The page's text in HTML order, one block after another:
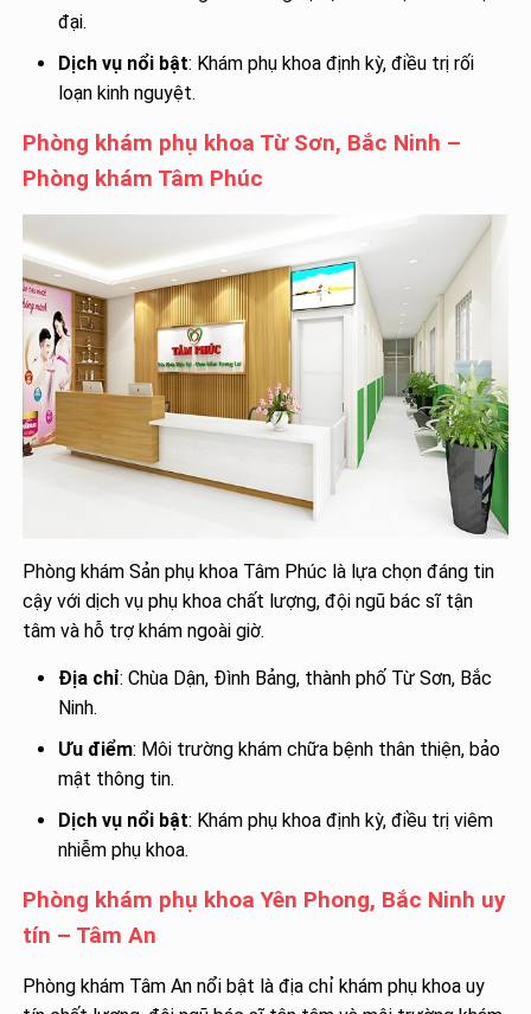
đại.
Dịch vụ nổi bật: Khám phụ khoa định kỳ, điều trị rối
loạn kinh nguyệt.
Phòng khám phụ khoa Từ Sơn, Bắc Ninh –
Phòng khám Tâm Phúc
Phòng khám Sản phụ khoa Tâm Phúc là lựa chọn đáng tin
cậy với dịch vụ phụ khoa chất lượng, đội ngũ bác sĩ tận
tâm và hỗ trợ khám ngoài giờ.
Địa chỉ: Chùa Dận, Đình Bảng, thành phố Từ Sơn, Bắc
Ninh.
Ưu điểm: Môi trường khám chữa bệnh thân thiện, bảo
mật thông tin.
Dịch vụ nổi bật: Khám phụ khoa định kỳ, điều trị viêm
nhiễm phụ khoa.
Phòng khám phụ khoa Yên Phong, Bắc Ninh uy
tín – Tâm An
Phòng khám Tâm An nổi bật là địa chỉ khám phụ khoa uy